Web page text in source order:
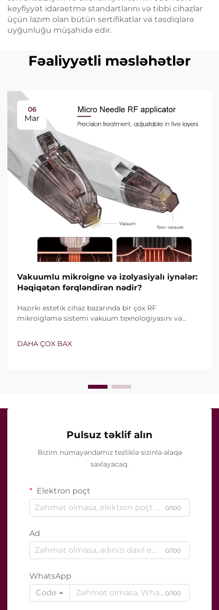
keyfiyyət idarəetmə standartlarını və tibbi cihazlar
üçün lazım olan bütün sertifikatlar və təsdiqlərə
uyğunluğu müşahidə edir.
Fəaliyyətli məsləhətlər
06
Mar
Vakuumlu mikroigne və izolyasiyalı iynələr:
Həqiqətən fərqləndirən nədir?
Hazırkı estetik cihaz bazarında bir çox RF
mikroigləmə sistemi vakuum texnologiyasını və
deyil, onların klinik müalicə zamanı necə dəqiq işlədiyi
DAHA ÇOX BAX
Pulsuz təklif alın
Bizim nümayəndəmiz tezliklə sizinlə əlaqə
saxlayacaq.
Elektron poçt
0/100
Ad
0/100
WhatsApp
Code
0/100